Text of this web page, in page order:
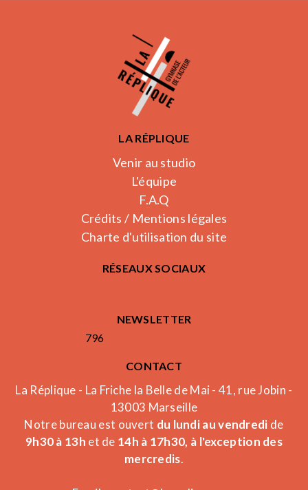
LA RÉPLIQUE
Venir au studio
L'équipe
F.A.Q
Crédits / Mentions légales
Charte d'utilisation du site
RÉSEAUX SOCIAUX
NEWSLETTER
796
CONTACT
La Réplique - La Friche la Belle de Mai - 41, rue Jobin -
13003 Marseille
Notre bureau est ouvert du lundi au vendredi de
9h30 à 13h et de 14h à 17h30, à l'exception des
mercredis.